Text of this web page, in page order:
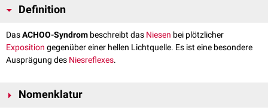
Definition
DasACHOO-Syndrom beschreibt das Niesen bei plötzlicher
Exposition gegenüber einer hellen Lichtquelle. Es ist eine besondere
Ausprägung des Niesreflexes.
Nomenklatur